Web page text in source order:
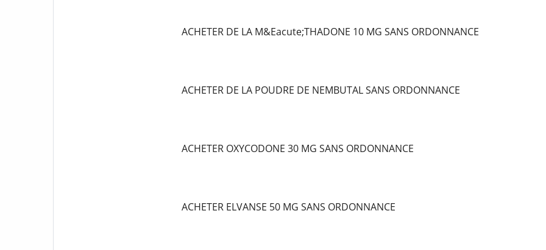
ACHETER DE LA M&Eacute;THADONE 10 MG SANS ORDONNANCE
ACHETER DE LA POUDRE DE NEMBUTAL SANS ORDONNANCE
ACHETER OXYCODONE 30 MG SANS ORDONNANCE
ACHETER ELVANSE 50 MG SANS ORDONNANCE